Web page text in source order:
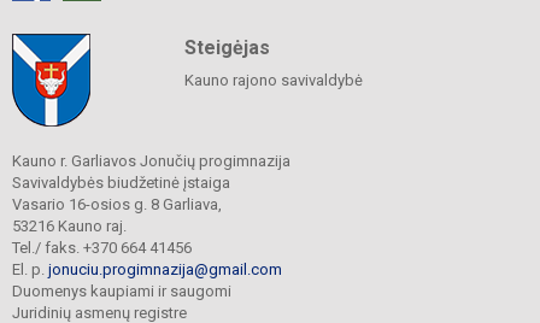
Steigėjas
Kauno rajono savivaldybė
Kauno r. Garliavos Jonučių progimnazija
Savivaldybės biudžetinė įstaiga
Vasario 16-osios g. 8 Garliava,
53216 Kauno raj.
Tel./ faks. +370 664 41456
El. p. jonuciu.progimnazija@gmail.com
Duomenys kaupiami ir saugomi
Juridinių asmenų registre